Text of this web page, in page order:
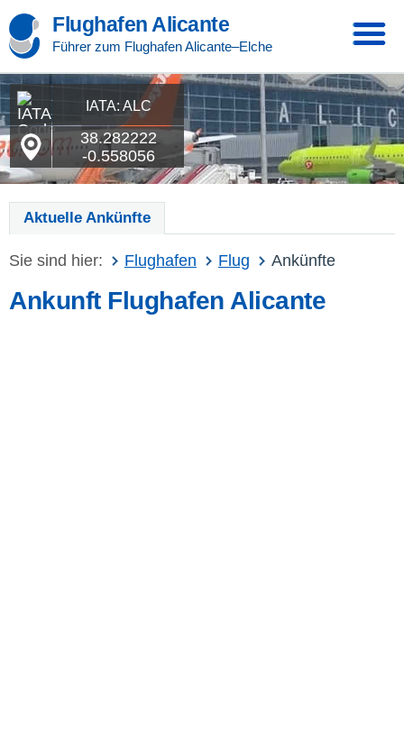
Flughafen Alicante
Führer zum Flughafen Alicante–Elche
IATA: ALC
38.282222
-0.558056
Aktuelle Ankünfte
Sie sind hier: Flughafen Flug Ankünfte
Ankunft Flughafen Alicante